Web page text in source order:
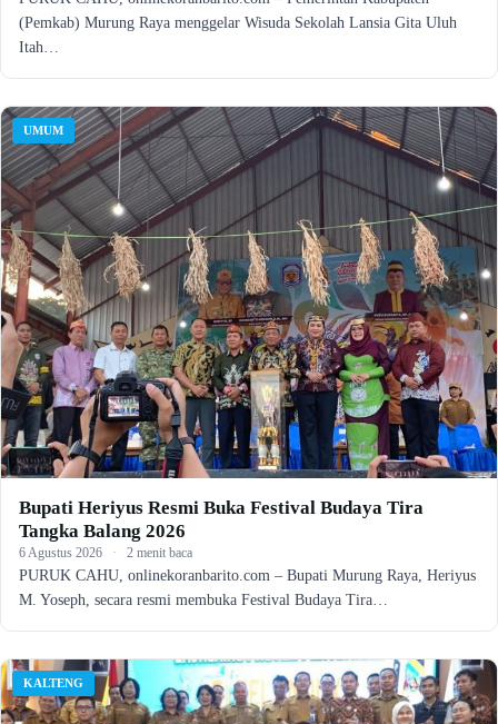
(Pemkab) Murung Raya menggelar Wisuda Sekolah Lansia Gita Uluh
Itah…
UMUM
Bupati Heriyus Resmi Buka Festival Budaya Tira
Tangka Balang 2026
6 Agustus 2026 · 2 menit baca
PURUK CAHU, onlinekoranbarito.com – Bupati Murung Raya, Heriyus
M. Yoseph, secara resmi membuka Festival Budaya Tira…
KALTENG